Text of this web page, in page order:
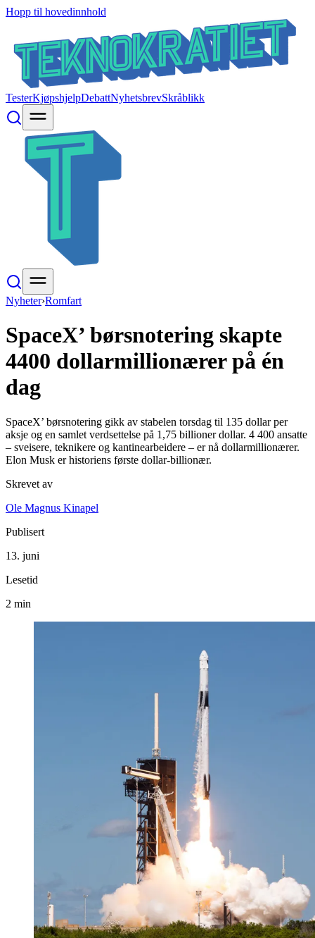
Hopp til hovedinnhold
TesterKjøpshjelpDebattNyhetsbrevSkråblikk
Nyheter›Romfart
SpaceX’ børsnotering skapte
4400 dollarmillionærer på én
dag
SpaceX’ børsnotering gikk av stabelen torsdag til 135 dollar per
aksje og en samlet verdsettelse på 1,75 billioner dollar. 4 400 ansatte
– sveisere, teknikere og kantinearbeidere – er nå dollarmillionærer.
Elon Musk er historiens første dollar-billionær.
Skrevet av
Ole Magnus Kinapel
Publisert
13. juni
Lesetid
2 min